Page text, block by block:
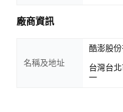
廠商資訊
名稱及地址
酷澎股
台灣台
一